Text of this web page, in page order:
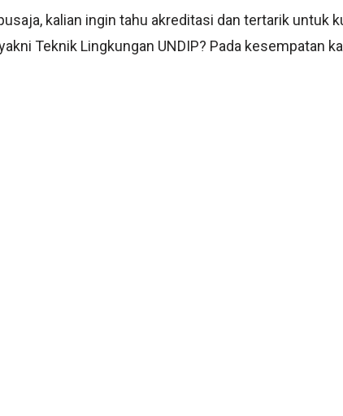
kalian ingin tahu akreditasi dan tertarik untuk
Teknik Lingkungan UNDIP? Pada kesempatan